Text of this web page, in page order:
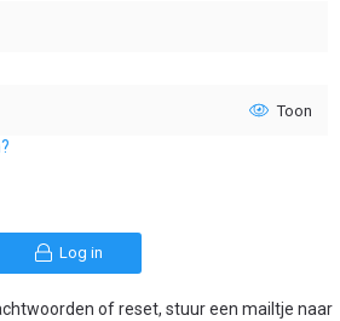
Toon
Log in
of reset, stuur een mailtje naar